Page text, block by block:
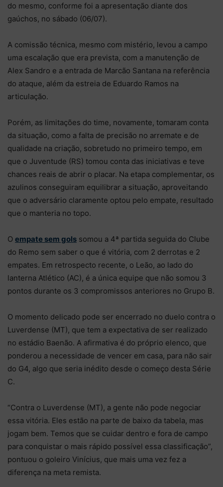
do mesmo, conforme foi a apresentação diante dos
gaúchos, no sábado (06/07).
A comissão técnica, mesmo com mistério, levou a campo
uma escalação que era prevista, com a manutenção de
Alex Sandro e a entrada de Marcão Santana na referência
do ataque, além da estreia de Eduardo Ramos na
articulação.
Porém, as limitações do time, novamente, tomaram conta
da situação, como a falta de precisão no arremate e de
qualidade na criação, sobretudo no primeiro tempo, em
que o Juventude (RS) tomou conta das iniciativas e teve
chances reais de abrir o placar. Na etapa complementar, os
azulinos conseguiram equilibrar a situação, aproveitando
que o adversário claramente optou pelo empate, resultado
que o manteria no topo.
O empate sem gols somou a 4ª partida seguida do Clube
do Remo sem saber o que é vitória, com 2 derrotas e 2
empates. Em retrospecto recente, o Leão, ao lado do
lanterna Atlético (AC), é a única equipe que não somou 3
pontos durante os 3 compromissos anteriores no Grupo B.
O momento delicado pode ser encerrado no duelo contra o
Luverdense (MT), que tem a expectativa de ser realizado
no estádio Baenão. A afirmativa é do próprio elenco, que
ponderou a necessidade de vencer em casa, para não sair
do G4, algo que seria inédito desde o começo desta Série
C.
“Contra o Luverdense (MT), a gente não pode negociar
essa vitória. Eles estão na parte de baixo da tabela, mas
jogam bem. Temos que se cuidar dentro e fora de campo
para conquistar o mais rápido possível essa classificação”,
pontuou o goleiro Vinícius, que mais uma vez fez a
diferença na meta remista.